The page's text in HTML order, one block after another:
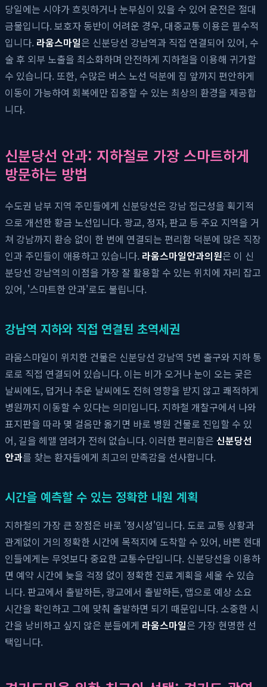
당일에는 시야가 흐릿하거나 눈부심이 있을 수 있어 운전은 절대
금물입니다. 보호자 동반이 어려운 경우, 대중교통 이용은 필수적
입니다. 라움스마일은 신분당선 강남역과 직접 연결되어 있어, 수
술 후 외부 노출을 최소화하며 안전하게 지하철을 이용해 귀가할
수 있습니다. 또한, 수많은 버스 노선 덕분에 집 앞까지 편안하게
이동이 가능하여 회복에만 집중할 수 있는 최상의 환경을 제공합
니다.
신분당선 안과: 지하철로 가장 스마트하게
방문하는 방법
수도권 남부 지역 주민들에게 신분당선은 강남 접근성을 획기적
으로 개선한 황금 노선입니다. 광교, 정자, 판교 등 주요 지역을 거
쳐 강남까지 환승 없이 한 번에 연결되는 편리함 덕분에 많은 직장
인과 주민들이 애용하고 있습니다. 라움스마일안과의원은 이 신
분당선 강남역의 이점을 가장 잘 활용할 수 있는 위치에 자리 잡고
있어, '스마트한 안과'로도 불립니다.
강남역 지하와 직접 연결된 초역세권
라움스마일이 위치한 건물은 신분당선 강남역 5번 출구와 지하 통
로로 직접 연결되어 있습니다. 이는 비가 오거나 눈이 오는 궂은
날씨에도, 덥거나 추운 날씨에도 전혀 영향을 받지 않고 쾌적하게
병원까지 이동할 수 있다는 의미입니다. 지하철 개찰구에서 나와
표지판을 따라 몇 걸음만 옮기면 바로 병원 건물로 진입할 수 있
어, 길을 헤맬 염려가 전혀 없습니다. 이러한 편리함은 신분당선
안과를 찾는 환자들에게 최고의 만족감을 선사합니다.
시간을 예측할 수 있는 정확한 내원 계획
지하철의 가장 큰 장점은 바로 '정시성'입니다. 도로 교통 상황과
관계없이 거의 정확한 시간에 목적지에 도착할 수 있어, 바쁜 현대
인들에게는 무엇보다 중요한 교통수단입니다. 신분당선을 이용하
면 예약 시간에 늦을 걱정 없이 정확한 진료 계획을 세울 수 있습
니다. 판교에서 출발하든, 광교에서 출발하든, 앱으로 예상 소요
시간을 확인하고 그에 맞춰 출발하면 되기 때문입니다. 소중한 시
간을 낭비하고 싶지 않은 분들에게 라움스마일은 가장 현명한 선
택입니다.